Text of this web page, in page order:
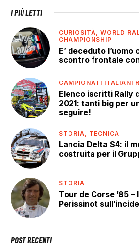
I PIÙ LETTI
CURIOSITÀ,WORLD
CHAMPIONSHIP
E’ deceduto
scontro frontale
CAMPIONATI ITALIANI
Elenco iscritti Rally
2021: tanti big per
seguire!
STORIA, TECNICA
Lancia Delta S4: il
costruita per il
STORIA
Tour de Corse ’85 –
Perissinot
POST RECENTI